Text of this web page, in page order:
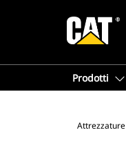
Prodotti
Attrezzature